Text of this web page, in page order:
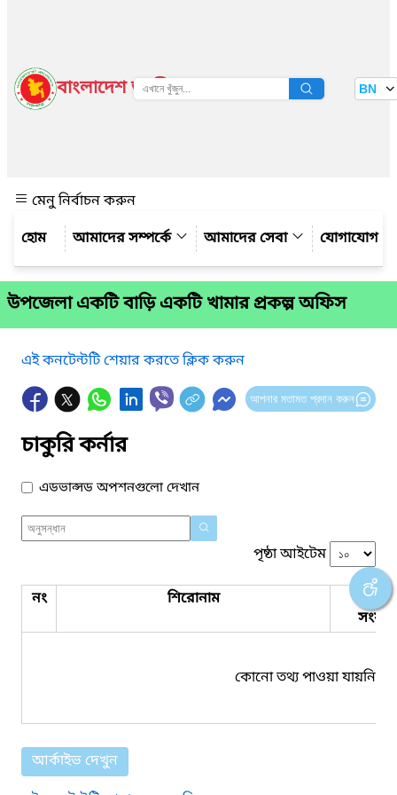
বাংলাদেশ জাতীয় তথ্য বাতায়ন BN
মেনু নির্বাচন করুন
আমাদের সম্পর্কে
আমাদের সেবা যোগাযোগ
উপজেলা একটি বাড়ি একটি খামার প্রকল্প অফিস
এই কনটেন্টটি শেয়ার করতে ক্লিক করুন
আপনার মতামত প্রদান করুন
চাকুরি কর্নার
এডভান্সড অপশনগুলো দেখান
পৃষ্ঠা আইটেম
নং শিরোনাম
কোনো তথ্য পাওয়া যায়নি।
আর্কাইভ দেখুন